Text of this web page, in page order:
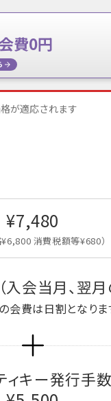
費0円
が適応されます
¥7,480
¥6,800 消費税額等¥680）
（入会当月、翌
費は日割となりま
ィキー発行手